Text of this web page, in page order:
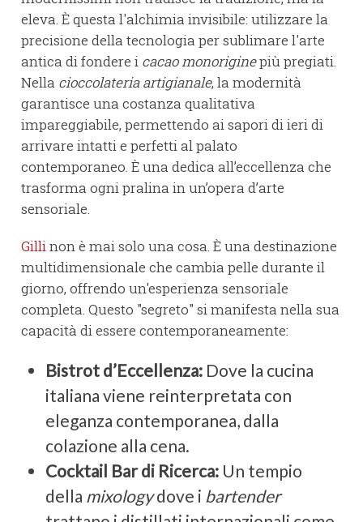
eleva. È questa l'alchimia invisibile: utilizzare la
precisione della tecnologia per sublimare l'arte
antica di fondere i cacao monoriginepiù pregiati.
Nella cioccolateria artigianale, la modernità
garantisce una costanza qualitativa
impareggiabile, permettendo ai sapori di ieri di
arrivare intatti e perfetti al palato
contemporaneo. È una dedica all’eccellenza che
trasforma ogni pralina in un’opera d’arte
sensoriale.
Gilli non è mai solo una cosa. È una destinazione
multidimensionale che cambia pelle durante il
giorno, offrendo un'esperienza sensoriale
completa. Questo "segreto" si manifesta nella sua
capacità di essere contemporaneamente:
Bistrot d’Eccellenza: Dove la cucina
italiana viene reinterpretata con
eleganza contemporanea, dalla
colazione alla cena.
Cocktail Bar di Ricerca: Un tempio
della mixologydove i bartender